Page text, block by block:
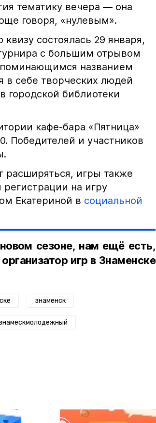
тематику вечера — она
говоря, «нулевым».
состоялась 29 января,
с большим отрывом
названием
в себе творческих людей
городской библиотеки
кафе-бара «Пятница»
Победителей и участников
расширяться, игры также
регистрации на игру
Екатериной в социальной
сезоне, нам ещё есть,
игр в Знаменске
знаменск